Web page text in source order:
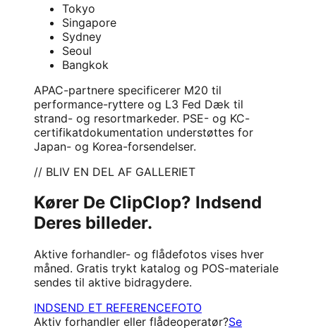
Tokyo
Singapore
Sydney
Seoul
Bangkok
APAC-partnere specificerer M20 til
performance-ryttere og L3 Fed Dæk til
strand- og resortmarkeder. PSE- og KC-
certifikatdokumentation understøttes for
Japan- og Korea-forsendelser.
// BLIV EN DEL AF GALLERIET
Kører De ClipClop? Indsend
Deres billeder.
Aktive forhandler- og flådefotos vises hver
måned. Gratis trykt katalog og POS-materiale
sendes til aktive bidragydere.
INDSEND ET REFERENCEFOTO
Aktiv forhandler eller flådeoperatør?Se